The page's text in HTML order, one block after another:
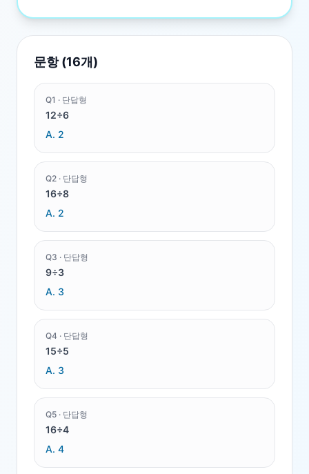
문항 (16개)
Q1 · 단답형
12÷6
A. 2
Q2 · 단답형
16÷8
A. 2
Q3 · 단답형
9÷3
A. 3
Q4 · 단답형
15÷5
A. 3
Q5 · 단답형
16÷4
A. 4